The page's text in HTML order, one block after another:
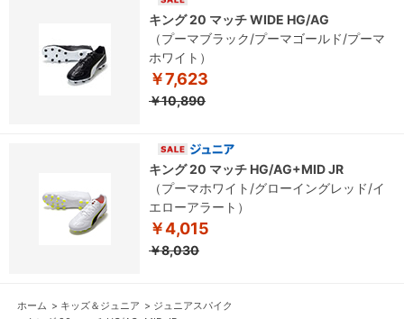
キング 20 マッチ WIDE HG/AG
（プーマブラック/プーマゴールド/プーマ
ホワイト）
￥7,623
￥10,890
キング 20 マッチ HG/AG+MID JR
（プーマホワイト/グローイングレッド/イ
エローアラート）
￥4,015
￥8,030
ホーム > キッズ＆ジュニア > ジュニアスパイク